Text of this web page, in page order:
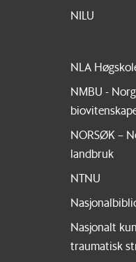
NILU
NLA
NMBU -
NORSØK –
landbruk
NTNU
Nasjonalt
traumatisk